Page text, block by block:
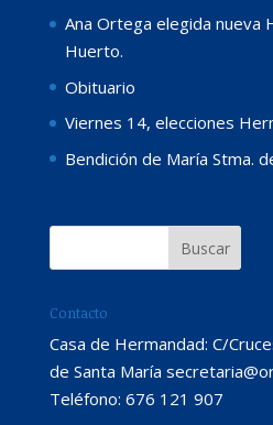
Ana Ortega elegida nueva
Huerto.
Obituario
Viernes 14, elecciones
Bendición de María Stma.
Contacto
Casa de Hermandad: C/
de Santa María
Teléfono: 676 121 907